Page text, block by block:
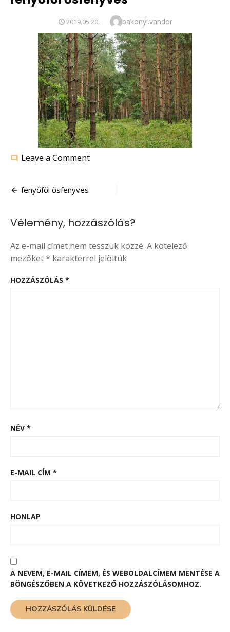
POSTED
2019.05.20. Author
bakonyi.vandor
comment Leave a Commenton
Bejegyzés
fenyőfői ősfenyves
Vélemény, hozzászólás?
Az e-mail címet nem tesszük közzé. A kötelező
mezőket* karakterrel jelöltük
HOZZÁSZÓLÁS *
NÉV *
E-MAIL CÍM *
HONLAP
A NEVEM, E-MAIL CÍMEM, ÉS WEBOLDALCÍMEM MENTÉSE A
BÖNGÉSZŐBEN A KÖVETKEZŐ HOZZÁSZÓLÁSOMHOZ.